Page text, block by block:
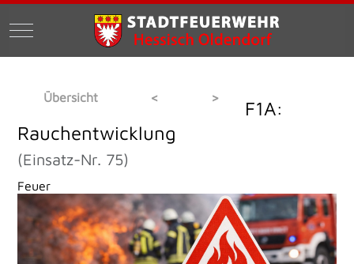
Mobile Menu Toggle
Übersicht < >
F1A:
Rauchentwicklung
(Einsatz-Nr. 75)
Feuer